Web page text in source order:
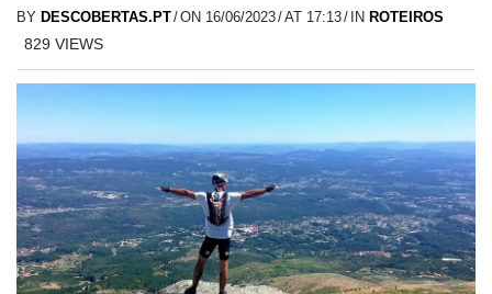
BY DESCOBERTAS.PT/ON 16/06/2023/AT 17:13/ IN ROTEIROS
829 VIEWS